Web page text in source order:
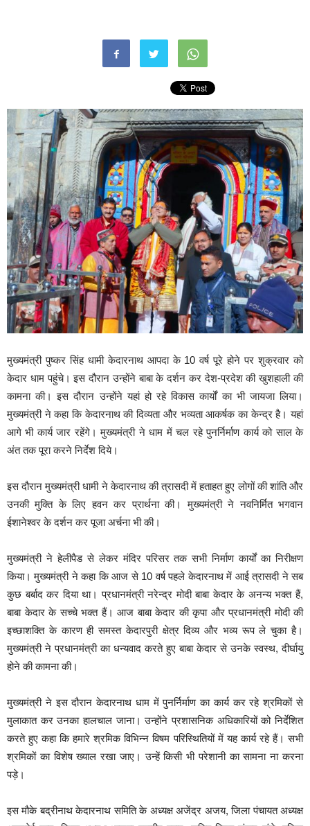
मुख्यमंत्री पुष्कर सिंह धामी केदारनाथ आपदा के 10 वर्ष पूरे होने पर शुक्रवार को
केदार धाम पहुंचे। इस दौरान उन्होंने बाबा के दर्शन कर देश-प्रदेश की खुशहाली की
कामना की। इस दौरान उन्होंने यहां हो रहे विकास कार्यों का भी जायजा लिया।
मुख्यमंत्री ने कहा कि केदारनाथ की दिव्यता और भव्यता आकर्षक का केन्द्र है। यहां
आगे भी कार्य जार रहेंगे। मुख्यमंत्री ने धाम में चल रहे पुनर्निर्माण कार्य को साल के
अंत तक पूरा करने निर्देश दिये।
इस दौरान मुख्यमंत्री धामी ने केदारनाथ की त्रासदी में हताहत हुए लोगों की शांति और
उनकी मुक्ति के लिए हवन कर प्रार्थना की। मुख्यमंत्री ने नवनिर्मित भगवान
ईशानेश्वर के दर्शन कर पूजा अर्चना भी की।
मुख्यमंत्री ने हेलीपैड से लेकर मंदिर परिसर तक सभी निर्माण कार्यों का निरीक्षण
किया। मुख्यमंत्री ने कहा कि आज से 10 वर्ष पहले केदारनाथ में आई त्रासदी ने सब
कुछ बर्बाद कर दिया था। प्रधानमंत्री नरेन्द्र मोदी बाबा केदार के अनन्य भक्त हैं,
बाबा केदार के सच्चे भक्त हैं। आज बाबा केदार की कृपा और प्रधानमंत्री मोदी की
इच्छाशक्ति के कारण ही समस्त केदारपुरी क्षेत्र दिव्य और भव्य रूप ले चुका है।
मुख्यमंत्री ने प्रधानमंत्री का धन्यवाद करते हुए बाबा केदार से उनके स्वस्थ, दीर्घायु
होने की कामना की।
मुख्यमंत्री ने इस दौरान केदारनाथ धाम में पुनर्निर्माण का कार्य कर रहे श्रमिकों से
मुलाकात कर उनका हालचाल जाना। उन्होंने प्रशासनिक अधिकारियों को निर्देशित
करते हुए कहा कि हमारे श्रमिक विभिन्न विषम परिस्थितियों में यह कार्य रहे हैं। सभी
श्रमिकों का विशेष ख्याल रखा जाए। उन्हें किसी भी परेशानी का सामना ना करना
पड़े।
इस मौके बद्रीनाथ केदारनाथ समिति के अध्यक्ष अजेंद्र अजय, जिला पंचायत अध्यक्ष